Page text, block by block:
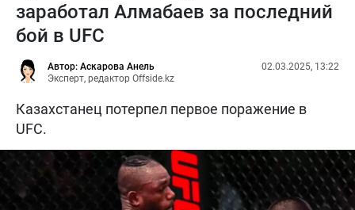
заработал Алмабаев за последний
бой в UFC
Автор: Аскарова Анель
Эксперт, редактор Offside.kz
02.03.2025, 13:22
Казахстанец потерпел первое поражение в
UFC.